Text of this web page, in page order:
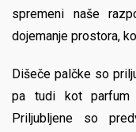
spremeni naše
dojemanje prostora,
Dišeče palčke so
pa tudi kot parfum
Priljubljene so